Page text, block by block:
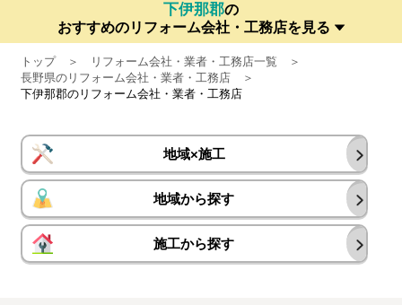
下伊那郡の
おすすめのリフォーム会社・工務店を見る
トップ
リフォーム会社・業者・工務店一覧
長野県のリフォーム会社・業者・工務店
下伊那郡のリフォーム会社・業者・工務店
地域×施工
地域から探す
施工から探す